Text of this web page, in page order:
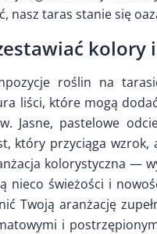
nasz taras stanie się
roślin na
liści, które mogą
Jasne, pastelowe
który przyciąga wzrok,
kolorystyczna —
nieco świeżości i
Twoją aranżację
i